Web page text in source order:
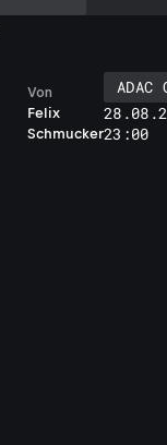
Felix
Schmucker
Von
ADAC
23:00